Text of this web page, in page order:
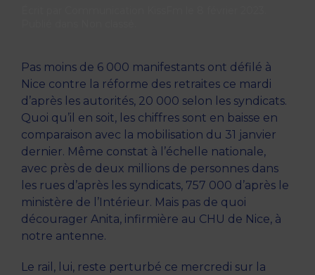
Pas moins de 6 000 manifestants ont défilé à
Nice contre la réforme des retraites ce mardi
d’après les autorités, 20 000 selon les syndicats.
Quoi qu’il en soit, les chiffres sont en baisse en
comparaison avec la mobilisation du 31 janvier
dernier. Même constat à l’échelle nationale,
avec près de deux millions de personnes dans
les rues d’après les syndicats, 757 000 d’après le
ministère de l’Intérieur. Mais pas de quoi
décourager Anita, infirmière au CHU de Nice, à
notre antenne.
Le rail, lui, reste perturbé ce mercredi sur la